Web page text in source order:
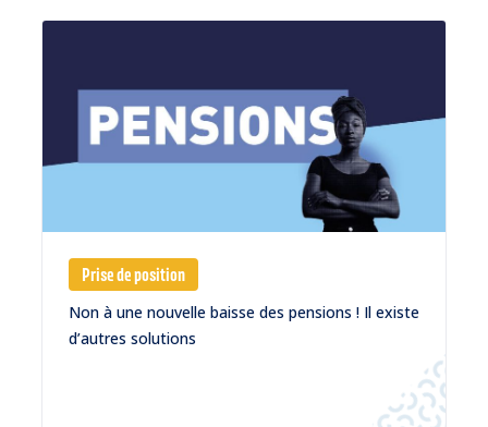
Prise de position
Non à une nouvelle baisse des pensions ! Il existe
d’autres solutions